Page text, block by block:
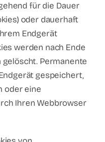
für die Dauer
oder dauerhaft
Endgerät
werden nach Ende
Permanente
gespeichert,
oder eine
Ihren Webbrowser